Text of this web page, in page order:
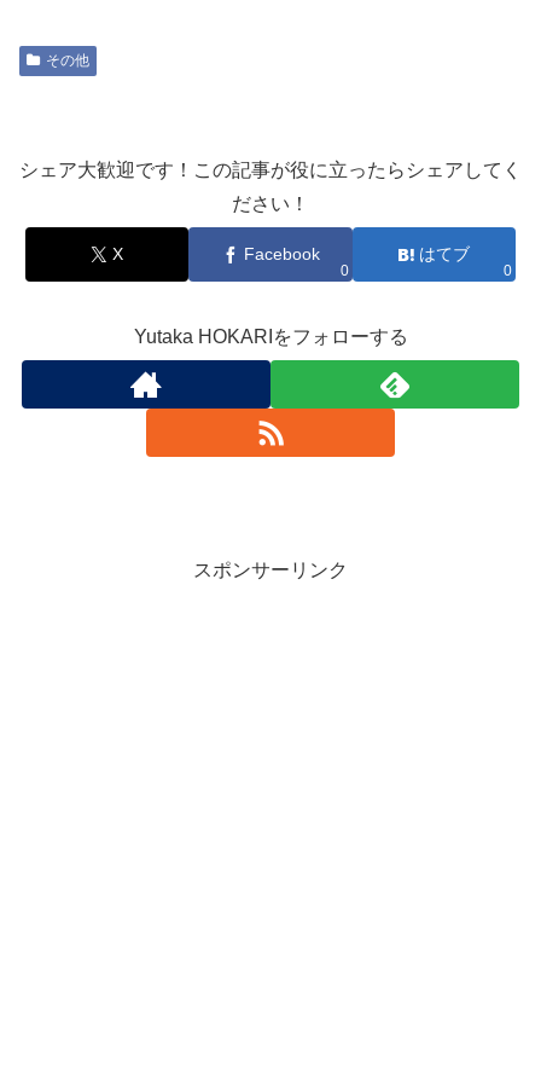
その他
シェア大歓迎です！この記事が役に立ったらシェアしてく
ださい！
X Facebook
0
はてブ
0
Yutaka HOKARIをフォローする
スポンサーリンク